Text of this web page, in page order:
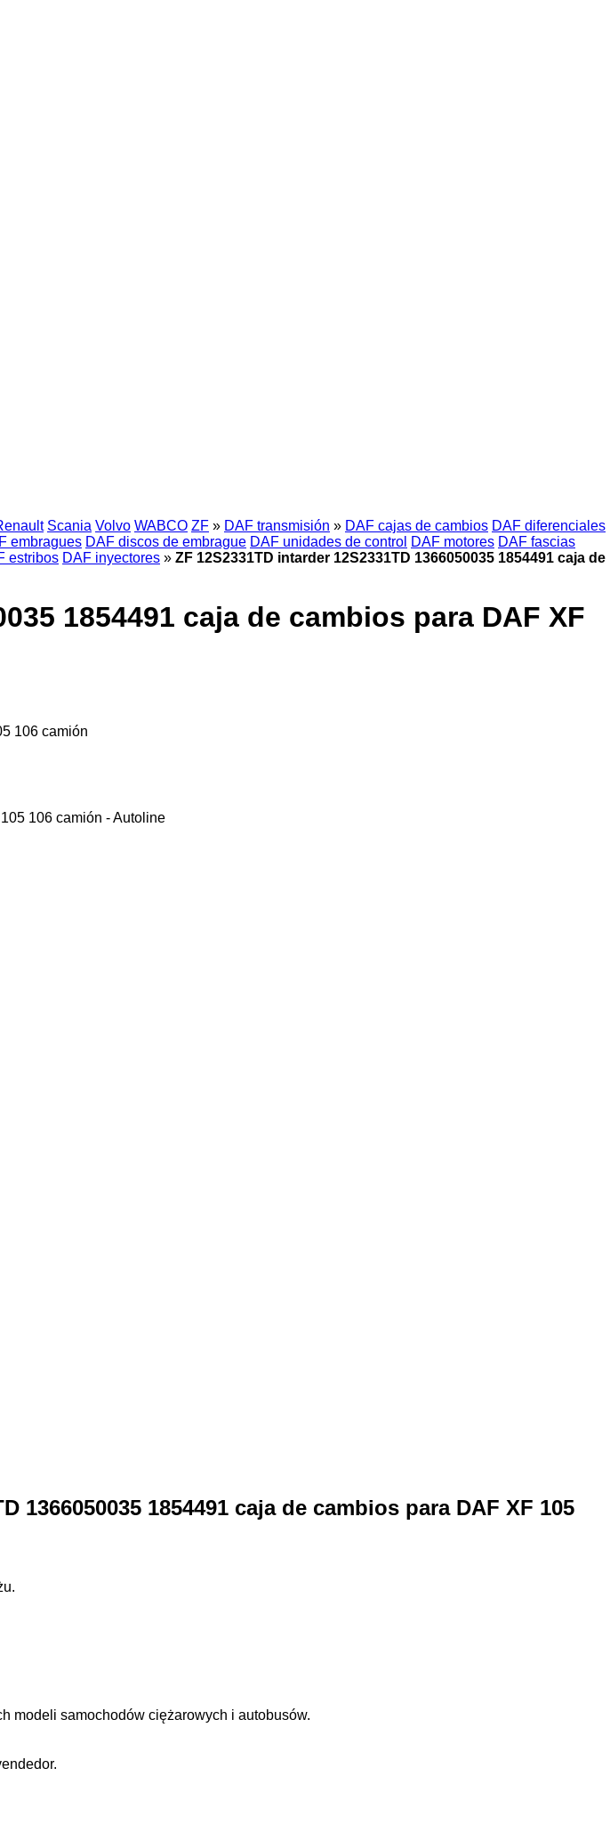
Scania Volvo WABCO ZF » DAF transmisión » DAF cajas de cambios DAF diferenciales
embragues DAF discos de embrague DAF unidades de control DAF motores DAF fascias
estribos DAF inyectores » ZF 12S2331TD intarder 12S2331TD 1366050035 1854491 caja de
1854491 caja de cambios para DAF XF
106 camión
1854491 caja de cambios para DAF XF 105
modeli samochodów ciężarowych i autobusów.